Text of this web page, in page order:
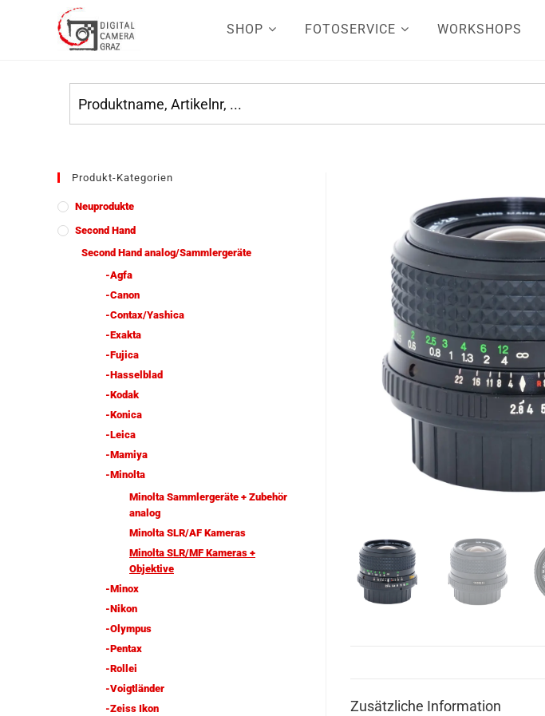
SHOP FOTOSERVICE WORKSHOPS
Zusätzliche Information
Produkt-Kategorien
Neuprodukte
Second Hand
Second Hand analog/Sammlergeräte
-Agfa
-Canon
-Contax/Yashica
-Exakta
-Fujica
-Hasselblad
-Kodak
-Konica
-Leica
-Mamiya
-Minolta
Minolta Sammlergeräte + Zubehör
analog
Minolta SLR/AF Kameras
Minolta SLR/MF Kameras +
Objektive
-Minox
-Nikon
-Olympus
-Pentax
-Rollei
-Voigtländer
-Zeiss Ikon